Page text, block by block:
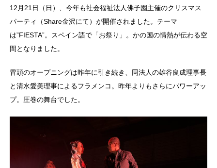
12月21日（日）、今年も社会福祉法人佛子園主催のクリスマス
パーティ（Share金沢にて）が開催されました。テーマ
は”FIESTA”。スペイン語で「お祭り」。かの国の情熱が伝わる空
間となりました。
冒頭のオープニングは昨年に引き続き、同法人の雄谷良成理事長
と清水愛美理事によるフラメンコ。昨年よりもさらにパワーアッ
プ。圧巻の舞台でした。